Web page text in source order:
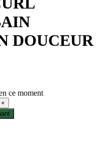
DOUCEUR
ce moment
+